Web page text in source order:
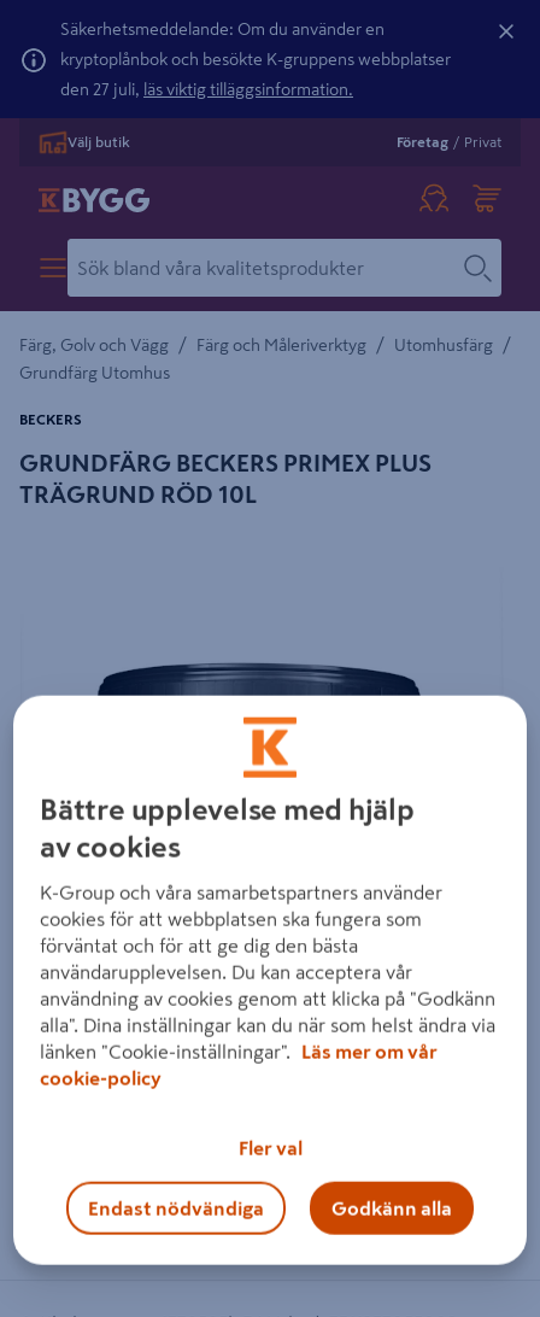
Säkerhetsmeddelande: Om du använder en
kryptoplånbok och besökte K-gruppens webbplatser
den 27 juli, läs viktig tilläggsinformation.
Välj butik Företag / Privat
Färg, Golv och Vägg / Färg och Måleriverktyg / Utomhusfärg /
Grundfärg Utomhus
GRUNDFÄRG BECKERS PRIMEX PLUS
TRÄGRUND RÖD 10L
BECKERS
Bättre upplevelse med hjälp
av cookies
K-Group och våra samarbetspartners använder
cookies för att webbplatsen ska fungera som
förväntat och för att ge dig den bästa
användarupplevelsen. Du kan acceptera vår
användning av cookies genom att klicka på "Godkänn
alla". Dina inställningar kan du när som helst ändra via
länken "Cookie-inställningar".
Läs mer om vår
cookie-policy
Fler val
Endast nödvändiga Godkänn alla